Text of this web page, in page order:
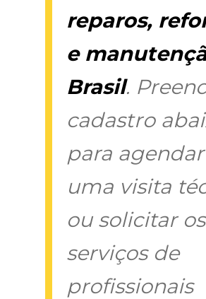
reparos,
e
Brasil.
cadastro
para agendar
uma visita
ou solicitar os
serviços de
profissionais